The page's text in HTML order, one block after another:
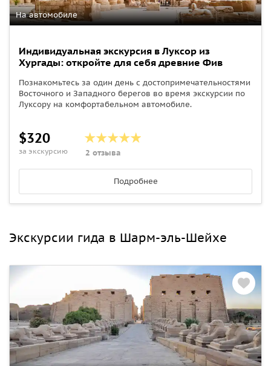
На автомобиле
Индивидуальная экскурсия в Луксор из
Хургады: откройте для себя древние Фив
Познакомьтесь за один день с достопримечательностями
Восточного и Западного берегов во время экскурсии по
Луксору на комфортабельном автомобиле.
$320
за экскурсию 2 отзыва
Подробнее
Экскурсии гида в Шарм-эль-Шейхе